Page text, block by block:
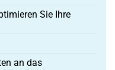
Sie Ihre
an das